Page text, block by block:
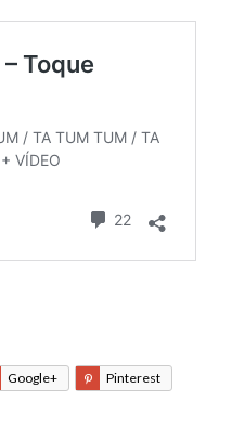
Google+ Pinterest